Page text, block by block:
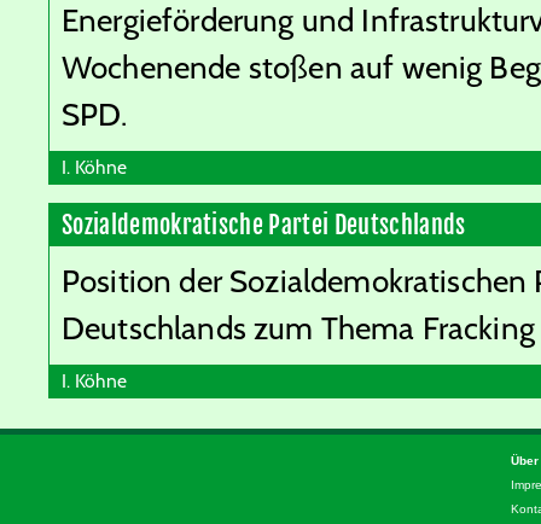
Energieförderung und
Wochenende stoßen auf wenig
SPD.
I. Köhne
Sozialdemokratische Partei Deutschlands
Position der Sozialdemokratischen
Deutschlands zum Thema Fracking
I. Köhne
Über